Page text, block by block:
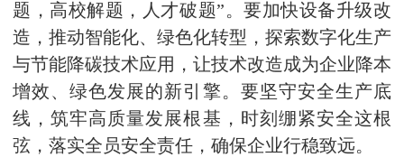
题，高校解题，人才破题”。要加快设备升级改
造，推动智能化、绿色化转型，探索数字化生产
与节能降碳技术应用，让技术改造成为企业降本
增效、绿色发展的新引擎。要坚守安全生产底
线，筑牢高质量发展根基，时刻绷紧安全这根
弦，落实全员安全责任，确保企业行稳致远。